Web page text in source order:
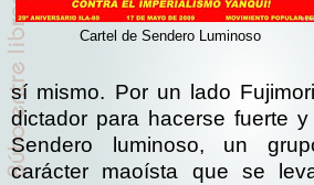
Cartel de Sendero Luminoso
sí mismo. Por un lado
dictador para hacerse fuerte
Sendero luminoso, un
carácter maoísta que se